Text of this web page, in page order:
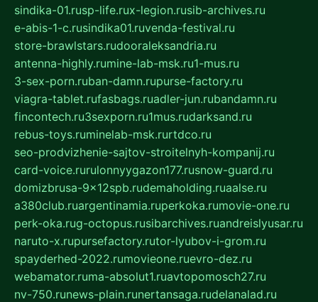
sindika-01.rusp-life.rux-legion.rusib-archives.ru
e-abis-1-c.rusindika01.ruvenda-festival.ru
store-brawlstars.rudooraleksandria.ru
antenna-highly.rumine-lab-msk.ru1-mus.ru
3-sex-porn.ruban-damn.rupurse-factory.ru
viagra-tablet.rufasbags.ruadler-jun.rubandamn.ru
fincontech.ru3sexporn.ru1mus.rudarksand.ru
rebus-toys.ruminelab-msk.rurtdco.ru
seo-prodvizhenie-sajtov-stroitelnyh-kompanij.ru
card-voice.rurulonnyygazon177.rusnow-guard.ru
domizbrusa-9x12spb.rudemaholding.ruaalse.ru
a380club.ruargentinamia.ruperkoka.rumovie-one.ru
perk-oka.rug-octopus.rusibarchives.ruandreislyusar.ru
naruto-x.rupursefactory.rutor-lyubov-i-grom.ru
spayderhed-2022.rumovieone.ruevro-dez.ru
webamator.ruma-absolut1.ruavtopomosch27.ru
nv-750.runews-plain.runertansaga.rudelanalad.ru